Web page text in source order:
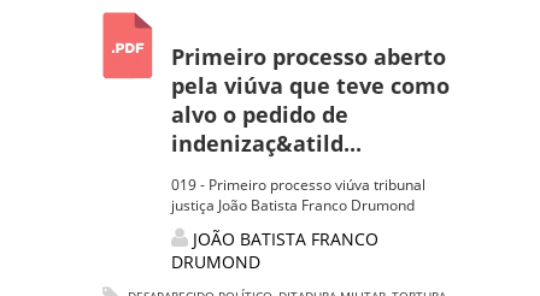
Primeiro processo aberto
pela viúva que teve como
alvo o pedido de
indenizaç&atild...
019 - Primeiro processo viúva tribunal
justiça João Batista Franco Drumond
JOÃO BATISTA FRANCO
DRUMOND